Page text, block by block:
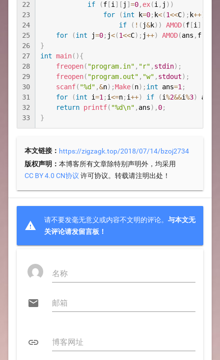
22
23
24
25
26
27
28
29
30
31
32
33
if
(f[i] [ j ] =0, ex(i, j ) )
for
(int k=0; k<(1<<C) ; k++)
if
( ! ( j&k) ) AMOD(f[i]
for
(int j=0; j<(1<<C) ; j++) AMOD(ans , f[
}
int main( ){
freopen( "program.in" , "r" , stdin) ;
freopen( "program.out" , "w" , stdout) ;
scanf( "%d" ,&n) ;Make(n) ; int ans=1;
for
(int i=1; i<=n; i++) if (i%2&&i%3) ans
return printf( "%d\n" , ans) , 0;
}
本文链接： https://zigzagk.top/2018/07/14/bzoj2734
版权声明： 本博客所有文章除特别声明外，均采用
CC BY 4.0 CN协议 许可协议。转载请注明出处！

请不要发毫无意义或内容不文明的评论。 与本文无
关评论请发留言板！

